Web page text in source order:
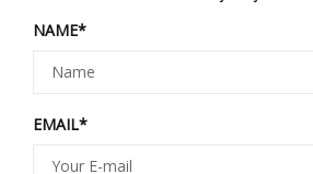
NAME*
EMAIL*